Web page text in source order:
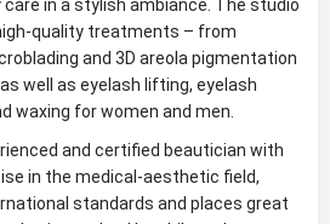
in a stylish ambiance. The studio
quality treatments – from
and 3D areola pigmentation
well as eyelash lifting, eyelash
waxing for women and men.
and certified beautician with
in the medical-aesthetic field,
standards and places great